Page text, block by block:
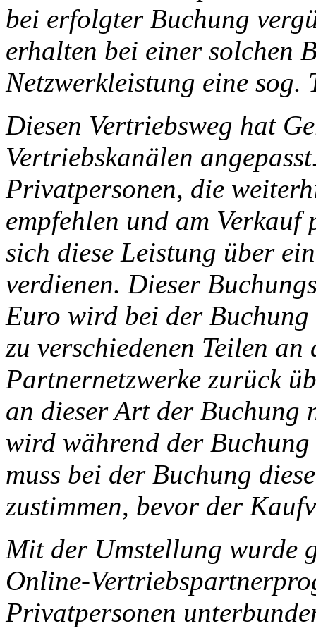
bei erfolgter Buchung
erhalten bei einer solchen
Netzwerkleistung eine sog.
Diesen Vertriebsweg hat
Vertriebskanälen
Privatpersonen, die
empfehlen und am
sich diese Leistung über
verdienen. Dieser
Euro wird bei der
zu verschiedenen Teilen
Partnernetzwerke zurück
an dieser Art der Buchung
wird während der
muss bei der Buchung
zustimmen, bevor der
Mit der Umstellung wurde
Online-
Privatpersonen